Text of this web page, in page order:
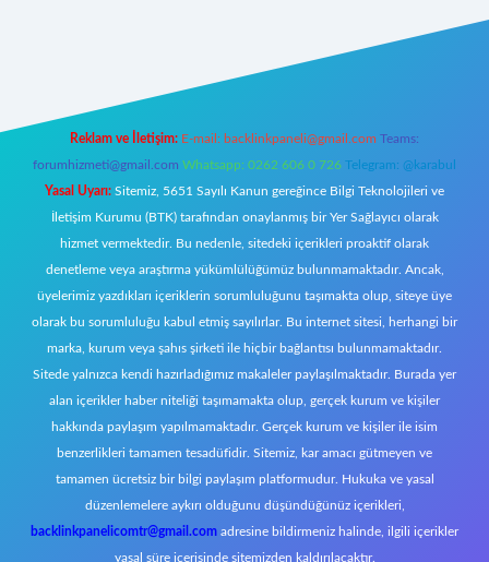
Reklam ve İletişim: E-mail: backlinkpaneli@gmail.com Teams:
forumhizmeti@gmail.com Whatsapp: 0262 606 0 726 Telegram: @karabul
Yasal Uyarı: Sitemiz, 5651 Sayılı Kanun gereğince Bilgi Teknolojileri ve
İletişim Kurumu (BTK) tarafından onaylanmış bir Yer Sağlayıcı olarak
hizmet vermektedir. Bu nedenle, sitedeki içerikleri proaktif olarak
denetleme veya araştırma yükümlülüğümüz bulunmamaktadır. Ancak,
üyelerimiz yazdıkları içeriklerin sorumluluğunu taşımakta olup, siteye üye
olarak bu sorumluluğu kabul etmiş sayılırlar. Bu internet sitesi, herhangi bir
marka, kurum veya şahıs şirketi ile hiçbir bağlantısı bulunmamaktadır.
Sitede yalnızca kendi hazırladığımız makaleler paylaşılmaktadır. Burada yer
alan içerikler haber niteliği taşımamakta olup, gerçek kurum ve kişiler
hakkında paylaşım yapılmamaktadır. Gerçek kurum ve kişiler ile isim
benzerlikleri tamamen tesadüfidir. Sitemiz, kar amacı gütmeyen ve
tamamen ücretsiz bir bilgi paylaşım platformudur. Hukuka ve yasal
düzenlemelere aykırı olduğunu düşündüğünüz içerikleri,
backlinkpanelicomtr@gmail.com adresine bildirmeniz halinde, ilgili içerikler
yasal süre içerisinde sitemizden kaldırılacaktır.